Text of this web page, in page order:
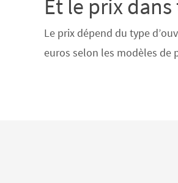
Et le prix
Le prix dépend du type
euros selon les modèles de